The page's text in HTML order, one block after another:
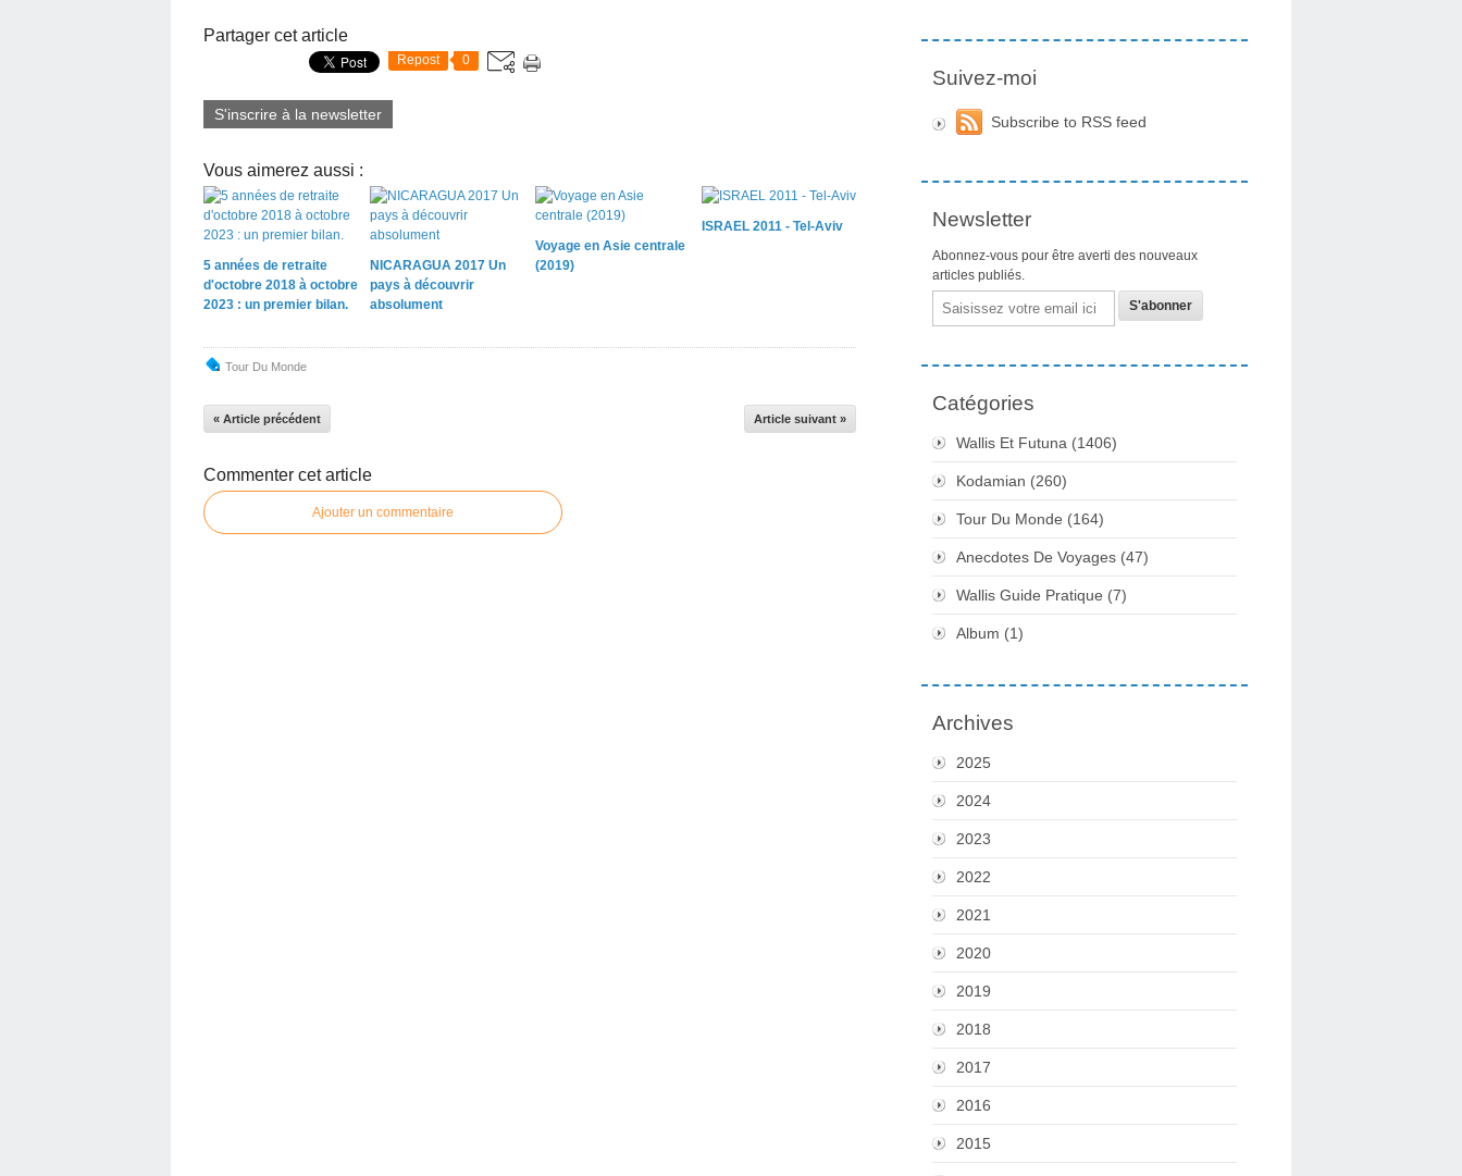
Partager cet article
Repost 0
S'inscrire à la newsletter
Vous aimerez aussi :
5 années de retraite
d'octobre 2018 à octobre
2023 : un premier bilan.
NICARAGUA 2017 Un
pays à découvrir
absolument
Voyage en Asie centrale
(2019)
ISRAEL 2011 - Tel-Aviv
Tour Du Monde
« Article précédent Article suivant »
Commenter cet article
Ajouter un commentaire
Suivez-moi
Subscribe to RSS feed
Newsletter
Abonnez-vous pour être averti des nouveaux
articles publiés.
Email
Catégories
Wallis Et Futuna (1406)
Kodamian (260)
Tour Du Monde (164)
Anecdotes De Voyages (47)
Wallis Guide Pratique (7)
Album (1)
Archives
2025
2024
2023
2022
2021
2020
2019
2018
2017
2016
2015